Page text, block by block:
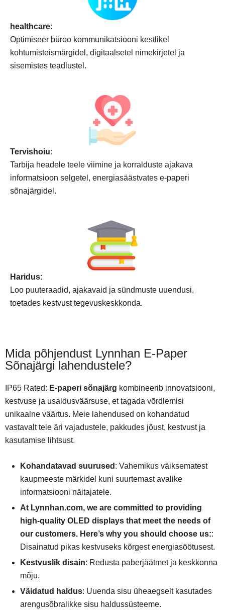
healthcare:
Optimiseer büroo kommunikatsiooni kestlikel
kohtumisteismärgidel, digitaalsetel nimekirjetel ja
sisemistes teadlustel.
Tervishoiu:
Tarbija headele teele viimine ja korralduste ajakava
informatsioon selgetel, energiasäästvates e-paperi
sõnajärgidel.
Haridus:
Loo puuteraadid, ajakavaid ja sündmuste uuendusi,
toetades kestvust tegevuskeskkonda.
Mida põhjendust Lynnhan E-Paper
Sõnajärgi lahendustele?
IP65 Rated: E-paperi sõnajärg kombineerib innovatsiooni,
kestvuse ja usaldusväärsuse, et tagada võrdlemisi
unikaalne väärtus. Meie lahendused on kohandatud
vastavalt teie äri vajadustele, pakkudes jõust, kestvust ja
kasutamise lihtsust.
Kohandatavad suurused : Vahemikus väiksematest
kaupmeeste märkidel kuni suurtemast avalike
informatsiooni näitajatele.
At Lynnhan.com, we are committed to providing
high-quality OLED displays that meet the needs of
our customers. Here’s why you should choose us::
Disainatud pikas kestvuseks kõrgest energiasöötusest.
Kestvuslik disain: Redusta paberjäätmet ja keskkonna
mõju.
Väidatud haldus: Uuenda sisu üheaegselt kasutades
arengusõbralikke sisu haldussüsteeme.